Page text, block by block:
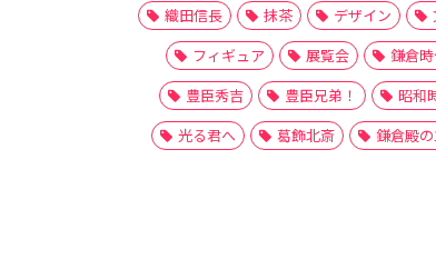
織田信長
抹茶 デザイン
フィギュア
展覧会
鎌倉
豊臣秀吉
豊臣兄弟！
昭和
光る君へ
葛飾北斎 鎌倉殿